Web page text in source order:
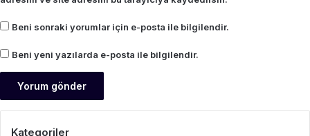
Beni sonraki yorumlar için e-posta ile bilgilendir.
Beni yeni yazılarda e-posta ile bilgilendir.
Kategoriler